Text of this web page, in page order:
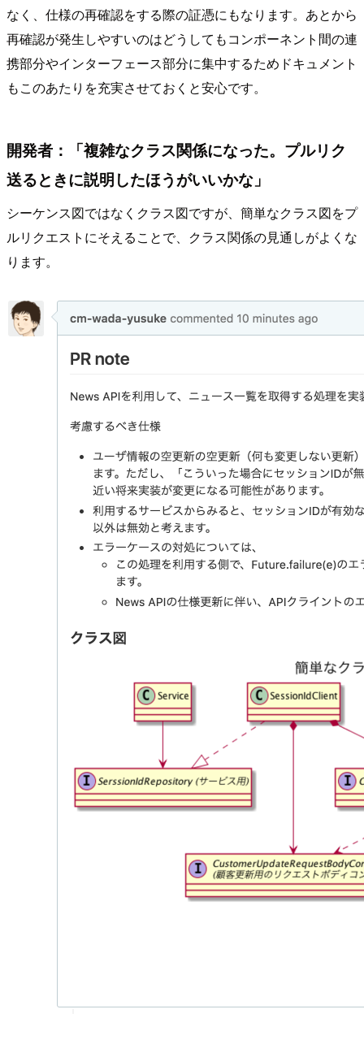
なく、仕様の再確認をする際の証憑にもなります。あとから
再確認が発生しやすいのはどうしてもコンポーネント間の連
携部分やインターフェース部分に集中するためドキュメント
もこのあたりを充実させておくと安心です。
開発者：「複雑なクラス関係になった。プルリク
送るときに説明したほうがいいかな」
シーケンス図ではなくクラス図ですが、簡単なクラス図をプ
ルリクエストにそえることで、クラス関係の見通しがよくな
ります。